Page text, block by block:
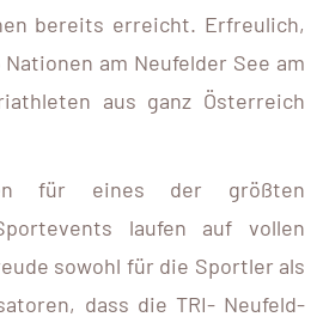
bereits erreicht. Erfreulich,
am Neufelder See am
aus ganz Österreich
für eines der größten
laufen auf vollen
sowohl für die Sportler als
dass die TRI- Neufeld-